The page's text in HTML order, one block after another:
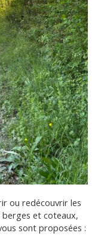
ou redécouvrir les
berges et coteaux,
sont proposées :